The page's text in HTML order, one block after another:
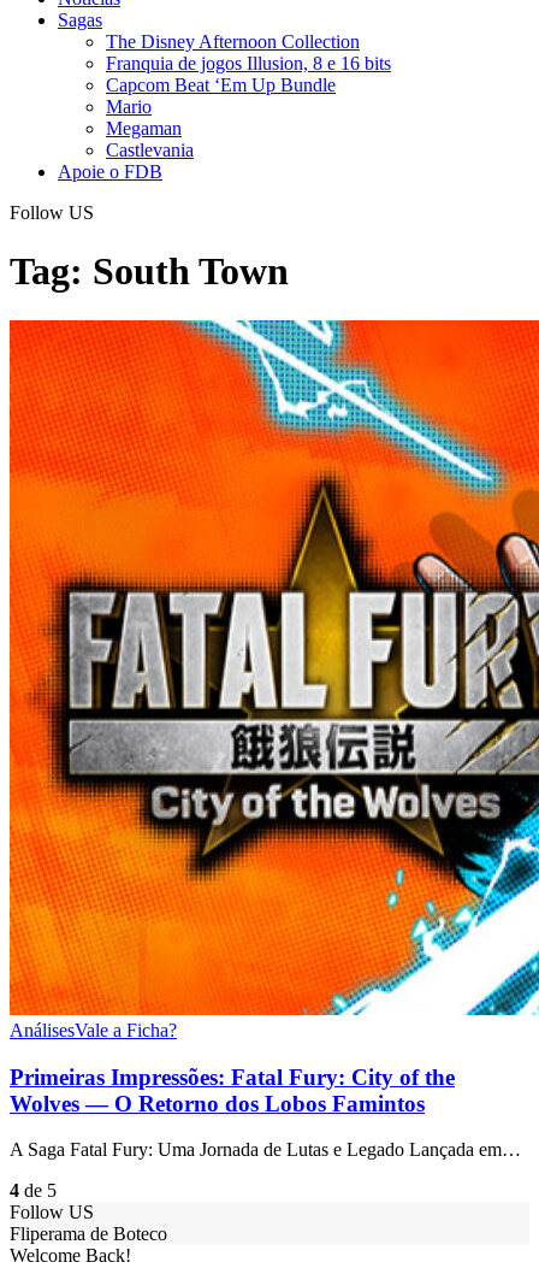
Sagas
The Disney Afternoon Collection
Franquia de jogos Illusion, 8 e 16 bits
Capcom Beat ‘Em Up Bundle
Mario
Megaman
Castlevania
Apoie o FDB
Follow US
Tag: South Town
AnálisesVale a Ficha?
Primeiras Impressões: Fatal Fury: City of the
Wolves — O Retorno dos Lobos Famintos
A Saga Fatal Fury: Uma Jornada de Lutas e Legado Lançada em…
4 de 5
Follow US
Fliperama de Boteco
Welcome Back!